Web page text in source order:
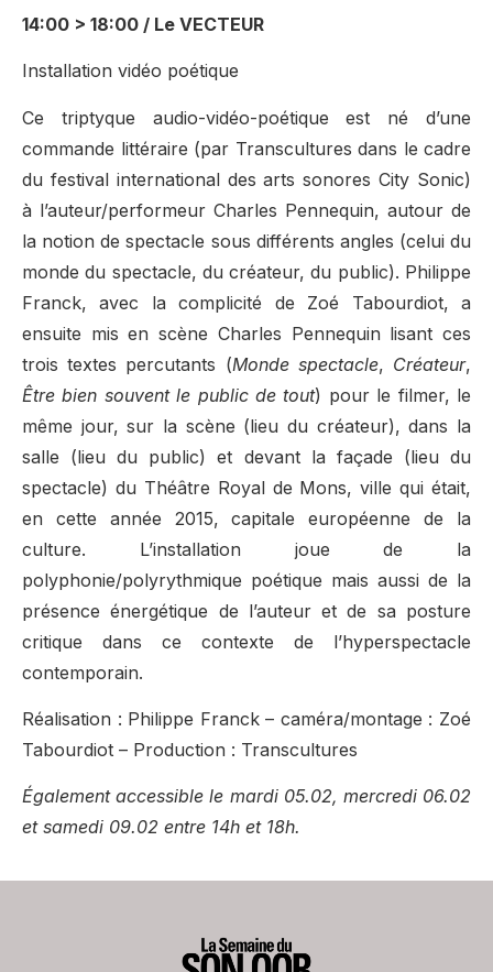
14:00 > 18:00 / Le VECTEUR
Installation vidéo poétique
Ce triptyque audio-vidéo-poétique est né d’une
commande littéraire (par Transcultures dans le cadre
du festival international des arts sonores City Sonic)
à l’auteur/performeur Charles Pennequin, autour de
la notion de spectacle sous différents angles (celui du
monde du spectacle, du créateur, du public). Philippe
Franck, avec la complicité de Zoé Tabourdiot, a
ensuite mis en scène Charles Pennequin lisant ces
trois textes percutants (Monde spectacle, Créateur,
Être bien souvent le public de tout) pour le filmer, le
même jour, sur la scène (lieu du créateur), dans la
salle (lieu du public) et devant la façade (lieu du
spectacle) du Théâtre Royal de Mons, ville qui était,
en cette année 2015, capitale européenne de la
culture. L’installation joue de la
polyphonie/polyrythmique poétique mais aussi de la
présence énergétique de l’auteur et de sa posture
critique dans ce contexte de l’hyperspectacle
contemporain.
Réalisation : Philippe Franck – caméra/montage : Zoé
Tabourdiot – Production : Transcultures
Également accessible le mardi 05.02, mercredi 06.02
et samedi 09.02 entre 14h et 18h.